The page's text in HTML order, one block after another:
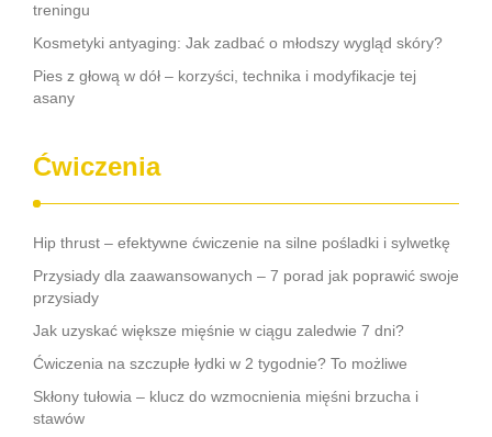
treningu
Kosmetyki antyaging: Jak zadbać o młodszy wygląd skóry?
Pies z głową w dół – korzyści, technika i modyfikacje tej
asany
Ćwiczenia
Hip thrust – efektywne ćwiczenie na silne pośladki i sylwetkę
Przysiady dla zaawansowanych – 7 porad jak poprawić swoje
przysiady
Jak uzyskać większe mięśnie w ciągu zaledwie 7 dni?
Ćwiczenia na szczupłe łydki w 2 tygodnie? To możliwe
Skłony tułowia – klucz do wzmocnienia mięśni brzucha i
stawów